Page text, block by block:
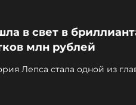
в свет в
млн рублей
Лепса стала одной из